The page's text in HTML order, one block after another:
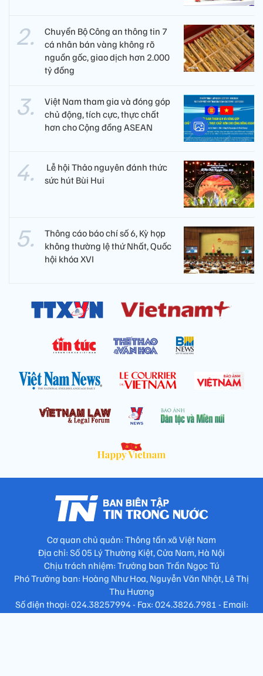
Chuyển Bộ Công an thông tin 7
cá nhân bán vàng không rõ
nguồn gốc, giao dịch hơn 2.000
tỷ đồng
Việt Nam tham gia và đóng góp
chủ động, tích cực, thực chất
hơn cho Cộng đồng ASEAN
​ Lễ hội Thảo nguyên đánh thức
sức hút Bùi Hui
Thông cáo báo chí số 6, Kỳ họp
không thường lệ thứ Nhất, Quốc
hội khóa XVI
Cơ quan chủ quản: Thông tấn xã Việt Nam
Địa chỉ: Số 05 Lý Thường Kiệt, Cửa Nam, Hà Nội
Chịu trách nhiệm: Trưởng ban Trần Ngọc Tú
Phó Trưởng ban: Hoàng Như Hoa, Nguyễn Văn Nhật, Lê Thị
Thu Hương
Số điện thoại: 024.38257994 - Fax: 024.3826.7981 - Email: